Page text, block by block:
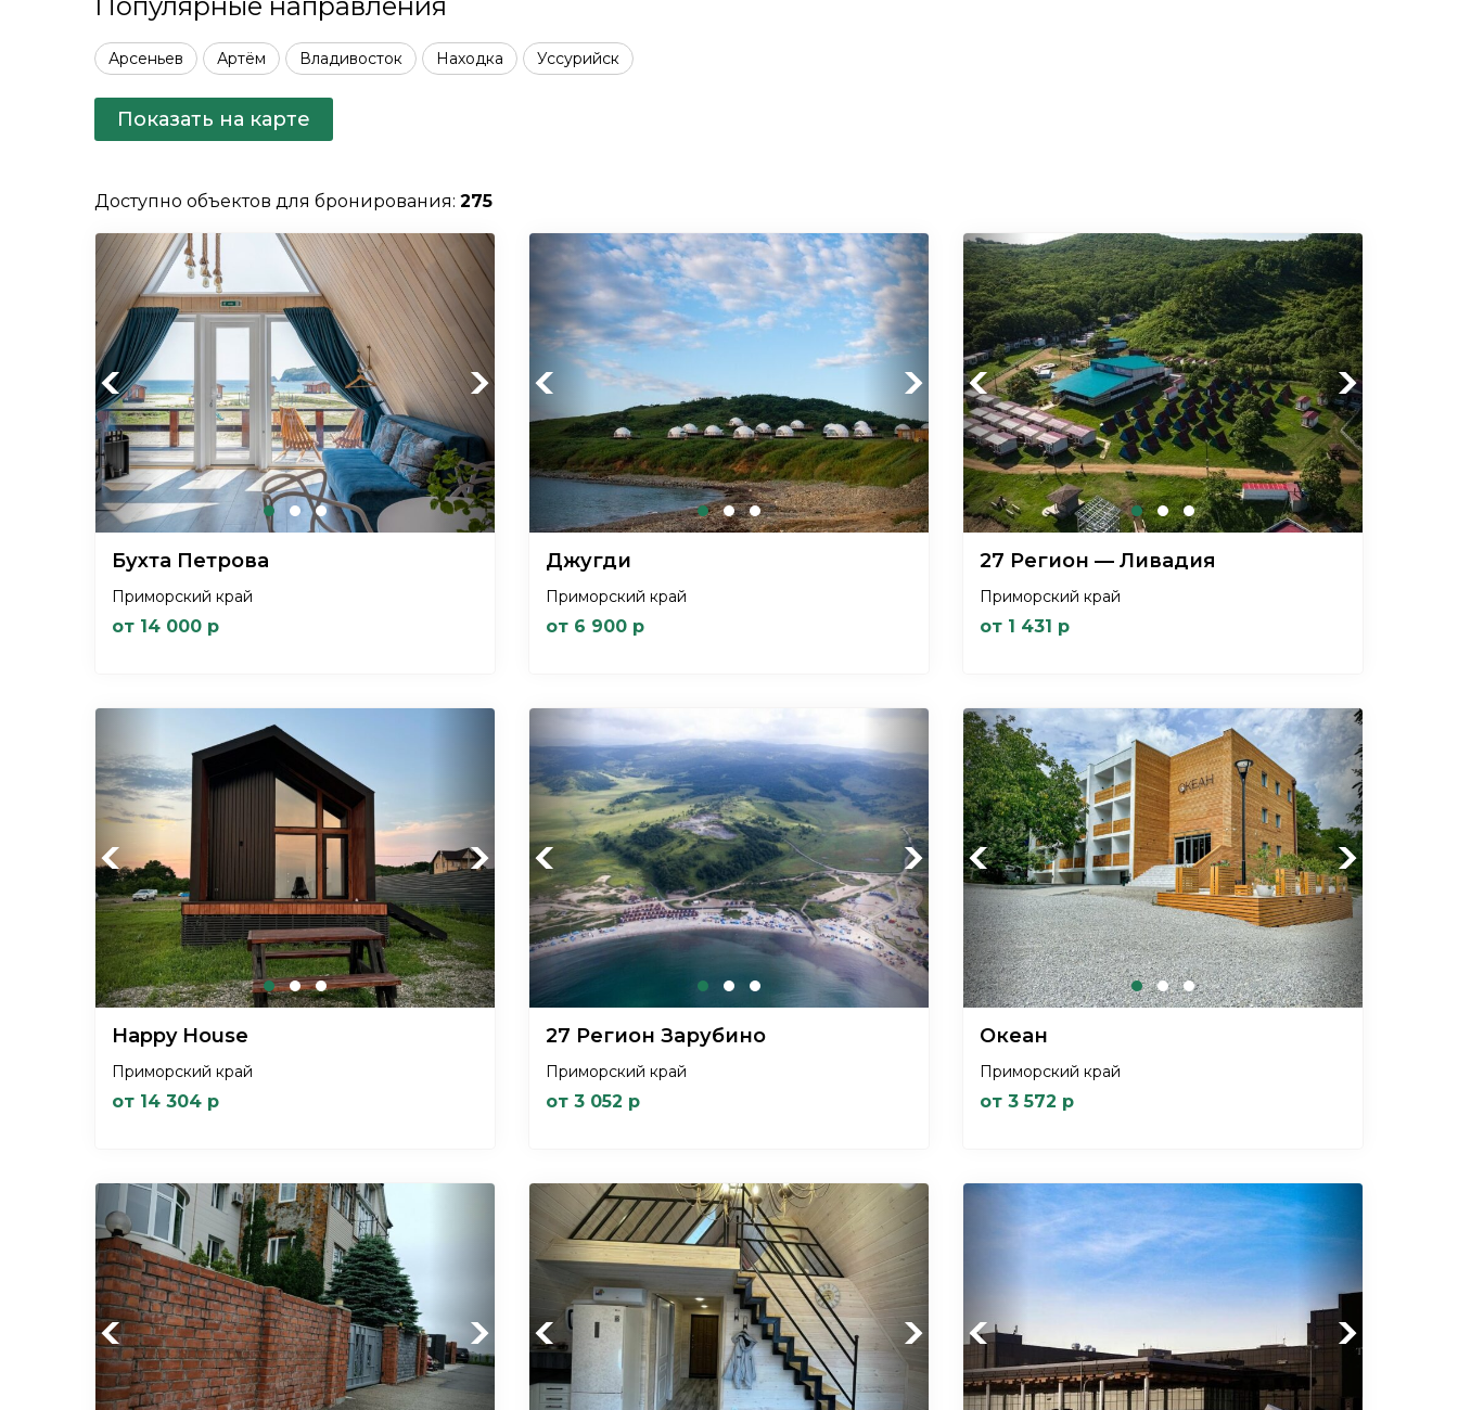
Арсеньев Артём Владивосток Находка Уссурийск
Показать на карте
Доступно объектов для бронирования: 275
Previous Next
Бухта Петрова
Приморский край
от 14 000 р
Previous Next
Джугди
Приморский край
от 6 900 р
Previous Next
27 Регион — Ливадия
Приморский край
от 1 431 р
Previous Next
Happy House
Приморский край
от 14 304 р
Previous Next
27 Регион Зарубино
Приморский край
от 3 052 р
Previous Next
Океан
Приморский край
от 3 572 р
Previous Next Previous Next Previous Next